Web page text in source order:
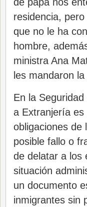
residencia,
que no le ha
hombre,
ministra Ana
les mandaron
En la
a Extranjería
obligaciones de
posible fallo o
de delatar a los
situación
un documento
inmigrantes sin